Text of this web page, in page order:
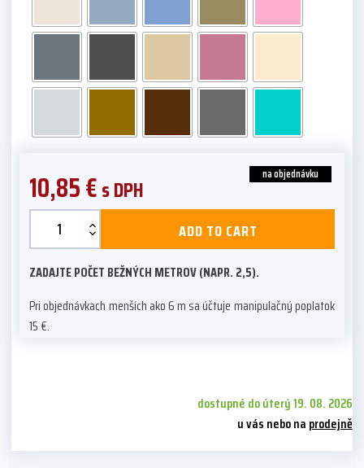
na objednávku
10,85€s DPH
Hamilton
quantity
ADD TO CART
ZADAJTE POČET BEŽNÝCH METROV (NAPR. 2,5).
Pri objednávkach menších ako 6 m sa účtuje manipulačný poplatok
15 €.
dostupné do úterý 19. 08. 2026
u vás nebo na prodejně